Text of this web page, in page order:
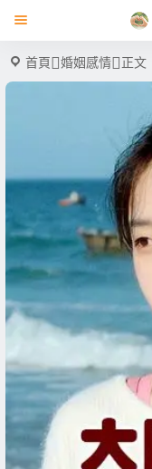
首頁 婚姻感情 正文